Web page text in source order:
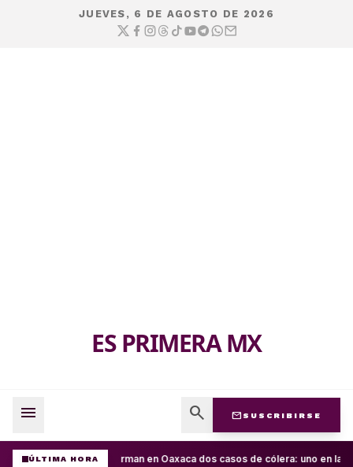
JUEVES, 6 DE AGOSTO DE 2026
ES PRIMERA MX
menu search mail SUSCRIBIRSE
ÚLTIMA HORAConfirman en Oaxaca dos casos de cólera: uno en la